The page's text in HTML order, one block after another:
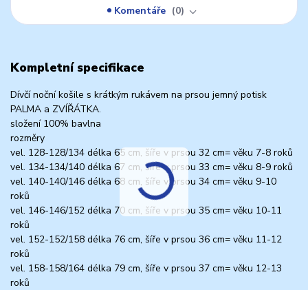
Komentáře
0
Kompletní specifikace
Dívčí noční košile s krátkým rukávem na prsou jemný potisk
PALMA a ZVÍŘÁTKA.
složení 100% bavlna
rozměry
vel. 128-128/134 délka 65 cm, šíře v prsou 32 cm= věku 7-8 roků
vel. 134-134/140 délka 67 cm, šíře v prsou 33 cm= věku 8-9 roků
vel. 140-140/146 délka 68 cm, šíře v prsou 34 cm= věku 9-10
roků
vel. 146-146/152 délka 70 cm, šíře v prsou 35 cm= věku 10-11
roků
vel. 152-152/158 délka 76 cm, šíře v prsou 36 cm= věku 11-12
roků
vel. 158-158/164 délka 79 cm, šíře v prsou 37 cm= věku 12-13
roků